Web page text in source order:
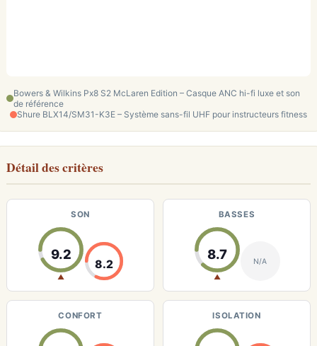
Bowers & Wilkins Px8 S2 McLaren Edition – Casque ANC hi-fi luxe et son
de référence
Shure BLX14/SM31-K3E – Système sans-fil UHF pour instructeurs fitness
Détail des critères
SON
9.2
▲
8.2
BASSES
8.7
▲
N/A
CONFORT ISOLATION